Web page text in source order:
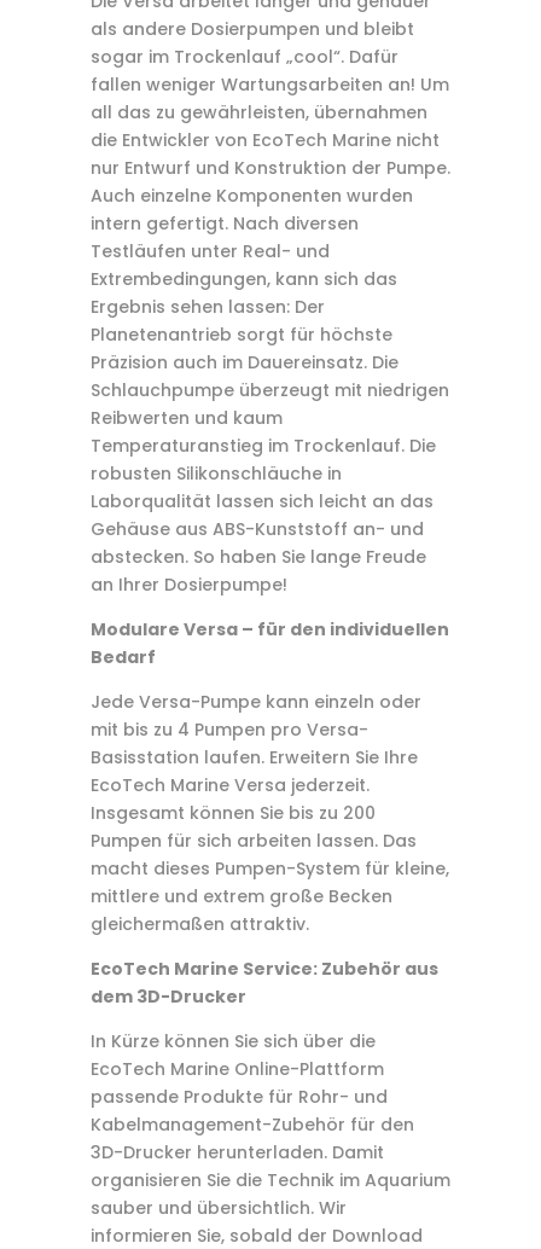
als andere Dosierpumpen und bleibt
sogar im Trockenlauf „cool“. Dafür
fallen weniger Wartungsarbeiten an! Um
all das zu gewährleisten, übernahmen
die Entwickler von EcoTech Marine nicht
nur Entwurf und Konstruktion der Pumpe.
Auch einzelne Komponenten wurden
intern gefertigt. Nach diversen
Testläufen unter Real- und
Extrembedingungen, kann sich das
Ergebnis sehen lassen: Der
Planetenantrieb sorgt für höchste
Präzision auch im Dauereinsatz. Die
Schlauchpumpe überzeugt mit niedrigen
Reibwerten und kaum
Temperaturanstieg im Trockenlauf. Die
robusten Silikonschläuche in
Laborqualität lassen sich leicht an das
Gehäuse aus ABS-Kunststoff an- und
abstecken. So haben Sie lange Freude
an Ihrer Dosierpumpe!
Modulare Versa – für den individuellen
Bedarf
Jede Versa-Pumpe kann einzeln oder
mit bis zu 4 Pumpen pro Versa-
Basisstation laufen. Erweitern Sie Ihre
EcoTech Marine Versa jederzeit.
Insgesamt können Sie bis zu 200
Pumpen für sich arbeiten lassen. Das
macht dieses Pumpen-System für kleine,
mittlere und extrem große Becken
gleichermaßen attraktiv.
EcoTech Marine Service: Zubehör aus
dem 3D-Drucker
In Kürze können Sie sich über die
EcoTech Marine Online-Plattform
passende Produkte für Rohr- und
Kabelmanagement-Zubehör für den
3D-Drucker herunterladen. Damit
organisieren Sie die Technik im Aquarium
sauber und übersichtlich. Wir
informieren Sie, sobald der Download